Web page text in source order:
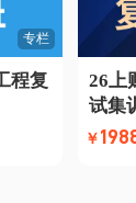
专栏
程复
26上
试集
￥